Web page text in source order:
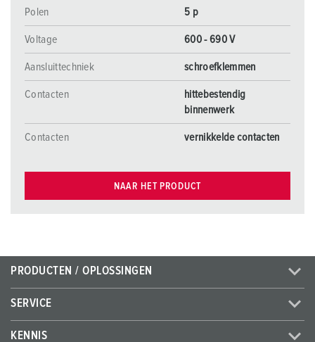
Polen 5 p
Voltage 600 - 690 V
Aansluittechniek schroefklemmen
Contacten
hittebestendig
binnenwerk
Contacten vernikkelde contacten
NAAR HET PRODUCT
PRODUCTEN / OPLOSSINGEN
SERVICE
KENNIS